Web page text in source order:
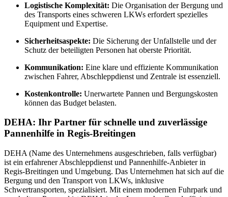
Logistische Komplexität: Die Organisation der Bergung und
des Transports eines schweren LKWs erfordert spezielles
Equipment und Expertise.
Sicherheitsaspekte: Die Sicherung der Unfallstelle und der
Schutz der beteiligten Personen hat oberste Priorität.
Kommunikation: Eine klare und effiziente Kommunikation
zwischen Fahrer, Abschleppdienst und Zentrale ist essenziell.
Kostenkontrolle: Unerwartete Pannen und Bergungskosten
können das Budget belasten.
DEHA: Ihr Partner für schnelle und zuverlässige
Pannenhilfe in Regis-Breitingen
DEHA (Name des Unternehmens ausgeschrieben, falls verfügbar)
ist ein erfahrener Abschleppdienst und Pannenhilfe-Anbieter in
Regis-Breitingen und Umgebung. Das Unternehmen hat sich auf die
Bergung und den Transport von LKWs, inklusive
Schwertransporten, spezialisiert. Mit einem modernen Fuhrpark und